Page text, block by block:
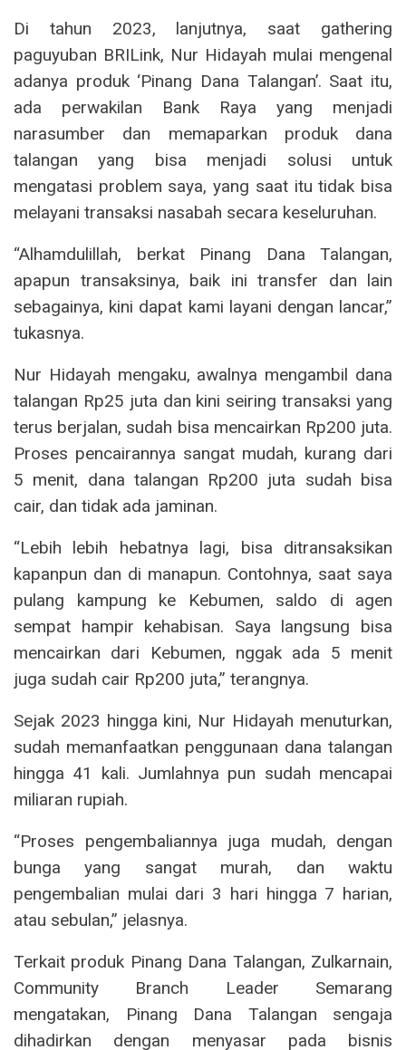
Di tahun 2023, lanjutnya, saat gathering
paguyuban BRILink, Nur Hidayah mulai mengenal
adanya produk ‘Pinang Dana Talangan’. Saat itu,
ada perwakilan Bank Raya yang menjadi
narasumber dan memaparkan produk dana
talangan yang bisa menjadi solusi untuk
mengatasi problem saya, yang saat itu tidak bisa
melayani transaksi nasabah secara keseluruhan.
“Alhamdulillah, berkat Pinang Dana Talangan,
apapun transaksinya, baik ini transfer dan lain
sebagainya, kini dapat kami layani dengan lancar,”
tukasnya.
Nur Hidayah mengaku, awalnya mengambil dana
talangan Rp25 juta dan kini seiring transaksi yang
terus berjalan, sudah bisa mencairkan Rp200 juta.
Proses pencairannya sangat mudah, kurang dari
5 menit, dana talangan Rp200 juta sudah bisa
cair, dan tidak ada jaminan.
“Lebih lebih hebatnya lagi, bisa ditransaksikan
kapanpun dan di manapun. Contohnya, saat saya
pulang kampung ke Kebumen, saldo di agen
sempat hampir kehabisan. Saya langsung bisa
mencairkan dari Kebumen, nggak ada 5 menit
juga sudah cair Rp200 juta,” terangnya.
Sejak 2023 hingga kini, Nur Hidayah menuturkan,
sudah memanfaatkan penggunaan dana talangan
hingga 41 kali. Jumlahnya pun sudah mencapai
miliaran rupiah.
“Proses pengembaliannya juga mudah, dengan
bunga yang sangat murah, dan waktu
pengembalian mulai dari 3 hari hingga 7 harian,
atau sebulan,” jelasnya.
Terkait produk Pinang Dana Talangan, Zulkarnain,
Community Branch Leader Semarang
mengatakan, Pinang Dana Talangan sengaja
dihadirkan dengan menyasar pada bisnis